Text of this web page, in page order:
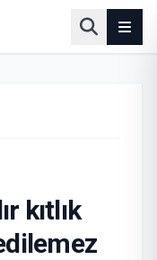
kıtlık